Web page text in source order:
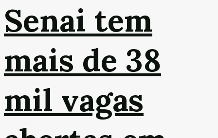
Senai tem
mais de 38
mil vagas